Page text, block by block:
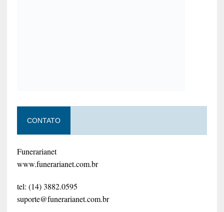
CONTATO
Funerarianet
www.funerarianet.com.br
tel: (14) 3882.0595
suporte@funerarianet.com.br